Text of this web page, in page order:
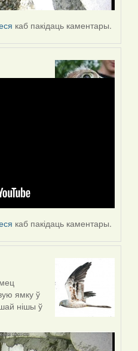
каб пакідаць каментары.
каб пакідаць каментары.
ямку ў
нішы ў